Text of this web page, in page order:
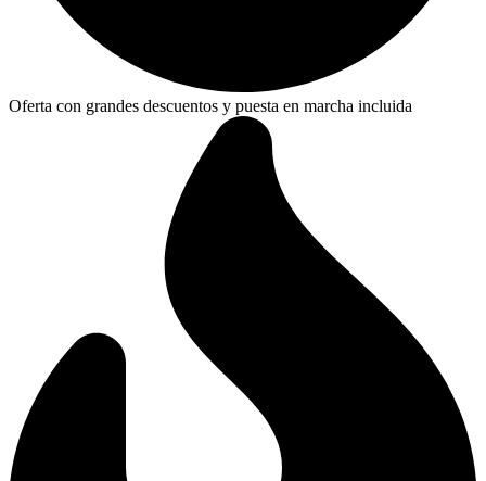
Oferta con grandes descuentos y puesta en marcha incluida